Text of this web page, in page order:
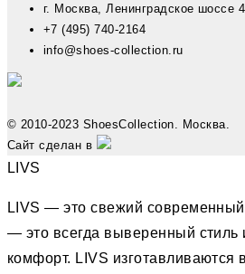
г. Москва, Ленинградское шоссе
+7 (495) 740-2164
info@shoes-collection.ru
© 2010-2023 ShoesCollection. Москва.
Сайт сделан в
LIVS
LIVS — это свежий
— это всегда выверенный стиль
комфорт. LIVS изготавливаются